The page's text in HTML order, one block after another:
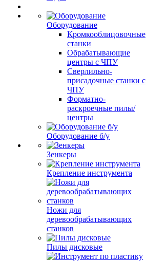
Оборудование
Кромкооблицовочные
станки
Обрабатывающие
центры с ЧПУ
Сверлильно-
присадочные станки с
ЧПУ
Форматно-
раскроечные пилы/
центры
Оборудование б/у
Зенкеры
Крепление инструмента
Ножи для
деревообрабатывающих
станков
Пилы дисковые